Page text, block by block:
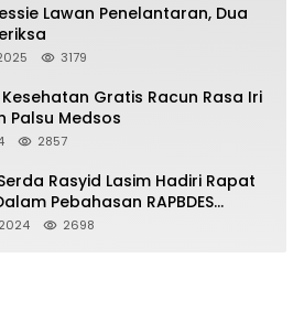
Lawan Penelantaran, Dua
3179
Gratis Racun Rasa Iri
Palsu Medsos
2857
RAPBDES
2698